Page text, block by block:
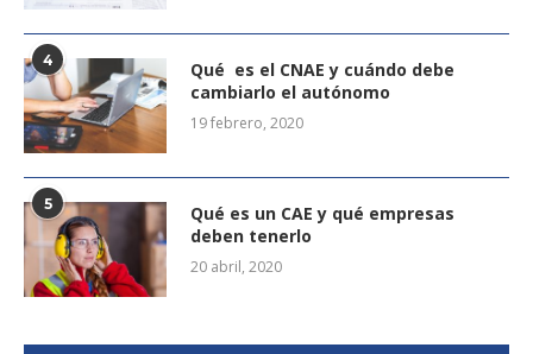
4
Qué es el CNAE y cuándo debe
cambiarlo el autónomo
19 febrero, 2020
5
Qué es un CAE y qué empresas
deben tenerlo
20 abril, 2020